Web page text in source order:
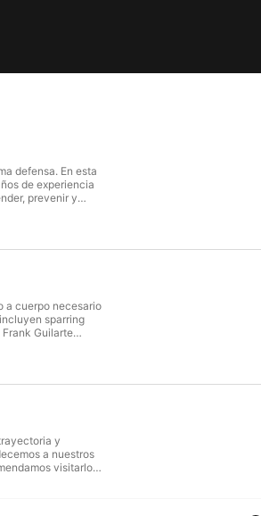
En esta
de experiencia
prevenir y
fabrica y diseña
Y LOS QUE LO
a cuerpo necesario
sparring
Albrook View,
SU
#PTYTSPodcast
y
a nuestros
visitarlos.
por PTY